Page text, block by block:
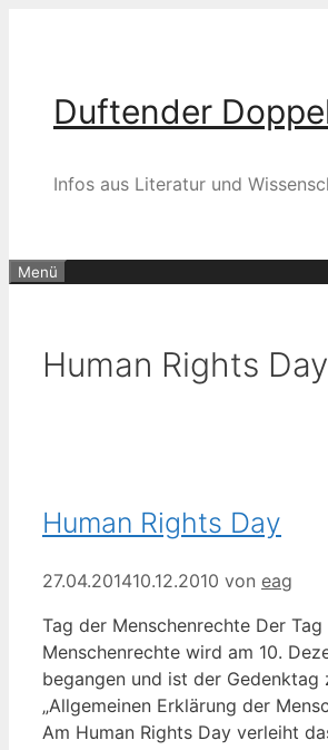
Duftender
Infos aus Literatur und
Menü
Human Rights Day
Human Rights Day
27.04.201410.12.2010 von eag
Tag der Menschenrechte Der Tag
Menschenrechte wird am 10.
begangen und ist der Gedenktag
„Allgemeinen Erklärung der
Am Human Rights Day verleiht